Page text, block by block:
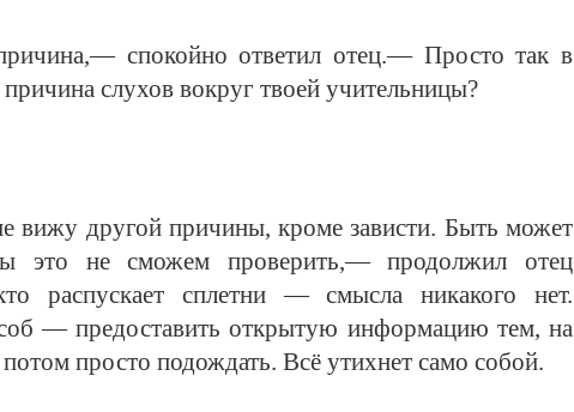
спокойно ответил отец.— Просто так в
слухов вокруг твоей учительницы?
вижу другой причины, кроме зависти. Быть может
это не сможем проверить,— продолжил отец
распускает сплетни — смысла никакого нет.
— предоставить открытую информацию тем, на
просто подождать. Всё утихнет само собой.